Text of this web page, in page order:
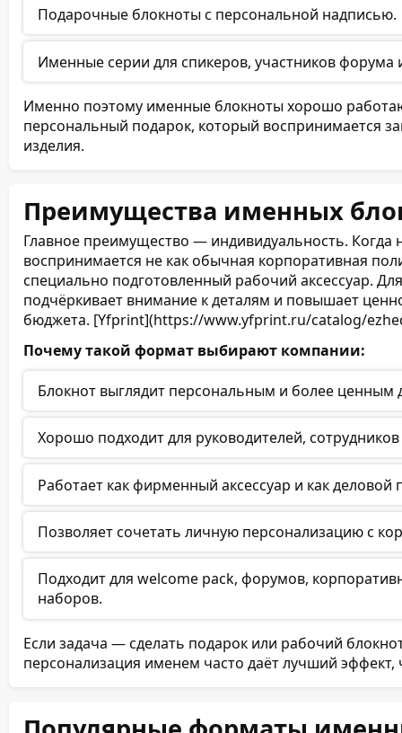
110 (55 листов)
112 (56 листов)
114 (57 листов)
120 (60 листов)
122 (61 лист)
124 (62 листа)
126 (63 листа)
128 (64 листа)
134 (67 листов)
136 (68 листов)
142 (71 лист)
144 (72 листа)
Подарочные блокноты с персональной надписью.
Именные серии для спикеров, участников форума
Именно поэтому именные блокноты хорошо
персональный подарок, который воспринимается
изделия.
Преимущества именных
Главное преимущество — индивидуальность. Когда
воспринимается не как обычная корпоративная
специально подготовленный рабочий аксессуар.
подчёркивает внимание к деталям и повышает
бюджета. [Yfprint](https://www.yfprint.ru/catalog/
Почему такой формат выбирают компании:
Блокнот выглядит персональным и более ценным
Хорошо подходит для руководителей,
Работает как фирменный аксессуар и как деловой
Позволяет сочетать личную персонализацию с
Подходит для welcome pack, форумов,
наборов.
Если задача — сделать подарок или рабочий
персонализация именем часто даёт лучший